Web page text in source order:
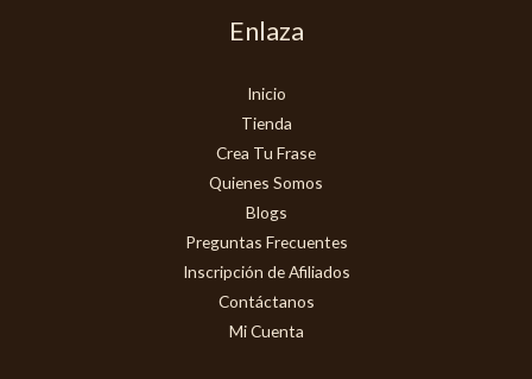
Enlaza
Inicio
Tienda
Crea Tu Frase
Quienes Somos
Blogs
Preguntas Frecuentes
Inscripción de Afiliados
Contáctanos
Mi Cuenta